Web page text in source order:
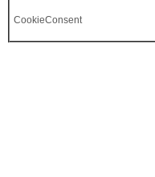
CookieConsent